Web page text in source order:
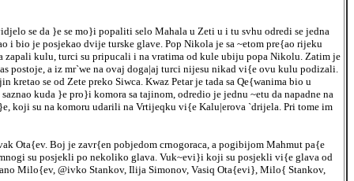
se da }e se mo}i popaliti selo Mahala u Zeti u i tu svhu odredi se jedna
bio je posjekao dvije turske glave. Pop Nikola je sa ~etom pre{ao rijeku
zapali kulu, turci su pripucali i na vratima od kule ubiju popa Nikolu. Zatim je
postoje, a iz mr`we na ovaj doga|aj turci nijesu nikad vi{e ovu kulu podizali.
se od Zete preko Siwca. Kwaz Petar je tada sa Qe{wanima bio u
kuda }e pro}i komora sa tajinom, odredio je jednu ~etu da napadne na
koji su na komoru udarili na Vrtijeqku vi{e Kalu|erova `drijela. Pri tome im
Ota{ev. Boj je zavr{en pobjedom crnogoraca, a pogibijom Mahmut pa{e
su posjekli po nekoliko glava. Vuk~evi}i koji su posjekli vi{e glava od
Milo{ev, @ivko Stankov, Ilija Simonov, Vasiq Ota{evi}, Milo{ Stankov,